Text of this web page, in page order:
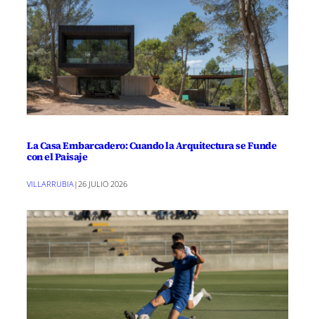
La Casa Embarcadero: Cuando la Arquitectura se Funde
con el Paisaje
VILLARRUBIA|26 JULIO 2026